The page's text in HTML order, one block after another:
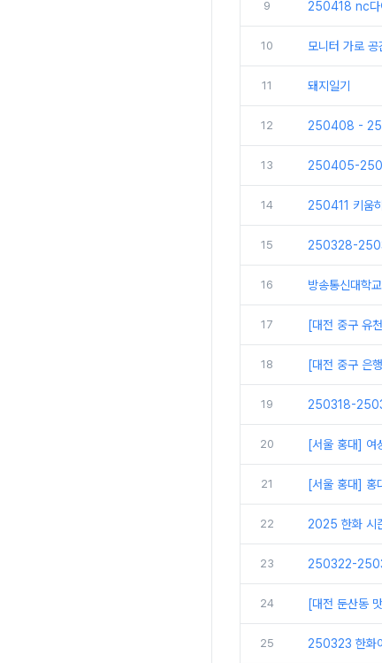
9 250418 nc다
10 모니터 가로 공
11 돼지일기
12 250408 -
13 250405-
14 250411 키움
15 250328-
16 방송통신대학
17 [대전 중구 유
18 [대전 중구 은
19 250318-
20 [서울 홍대] 여
21 [서울 홍대] 홍
22 2025 한화 시
23 250322-
24 [대전 둔산동
25 250323 한화